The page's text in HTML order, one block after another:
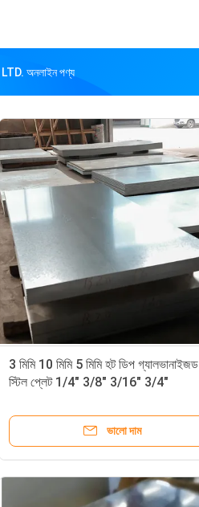
অনলাইন পণ্য
3 মিমি 10 মিমি 5 মিমি হট ডিপ গ্যালভানাইজড
স্টিল প্লেট 1/4" 3/8" 3/16" 3/4"
ভালো দাম